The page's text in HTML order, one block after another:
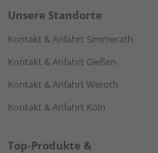
Unsere Standorte
Kontakt & Anfahrt Simmerath
Kontakt & Anfahrt Gießen
Kontakt & Anfahrt Weroth
Kontakt & Anfahrt Köln
Top-Produkte &